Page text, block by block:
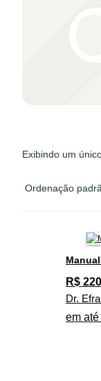
Exibindo um
R$
Dr.
em até